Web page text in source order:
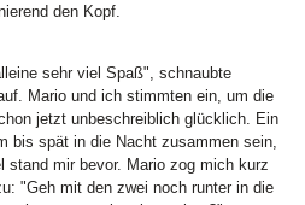
den Kopf.
sehr viel Spaß", schnaubte
Mario und ich stimmten ein, um die
jetzt unbeschreiblich glücklich. Ein
bis spät in die Nacht zusammen sein,
stand mir bevor. Mario zog mich kurz
"Geh mit den zwei noch runter in die